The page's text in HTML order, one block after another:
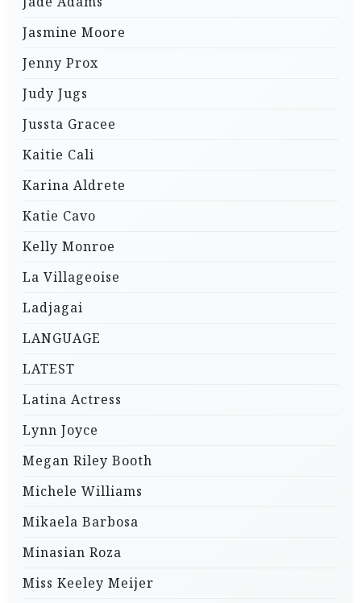
Jasmine Moore
Jenny Prox
Judy Jugs
Jussta Gracee
Kaitie Cali
Karina Aldrete
Katie Cavo
Kelly Monroe
La Villageoise
Ladjagai
LANGUAGE
LATEST
Latina Actress
Lynn Joyce
Megan Riley Booth
Michele Williams
Mikaela Barbosa
Minasian Roza
Miss Keeley Meijer